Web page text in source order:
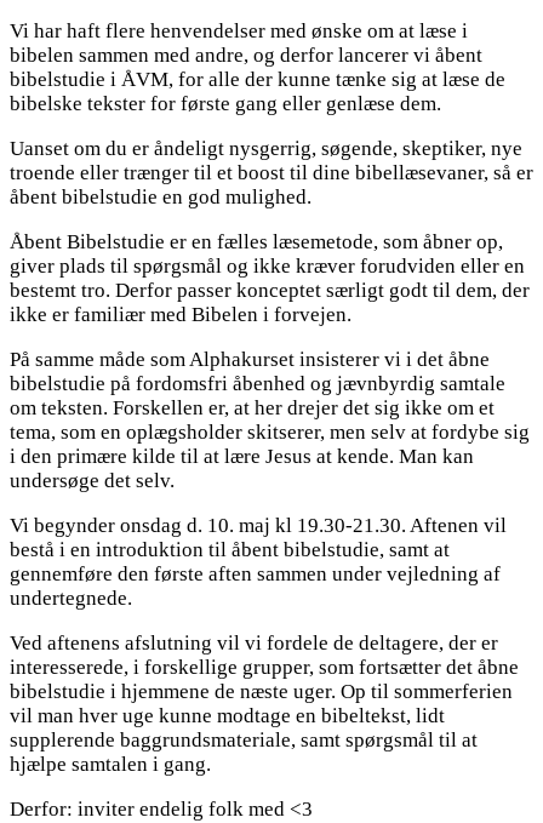
Vi har haft flere henvendelser med ønske om at læse i
bibelen sammen med andre, og derfor lancerer vi åbent
bibelstudie i ÅVM, for alle der kunne tænke sig at læse de
bibelske tekster for første gang eller genlæse dem.
Uanset om du er åndeligt nysgerrig, søgende, skeptiker, nye
troende eller trænger til et boost til dine bibellæsevaner, så er
åbent bibelstudie en god mulighed.
Åbent Bibelstudie er en fælles læsemetode, som åbner op,
giver plads til spørgsmål og ikke kræver forudviden eller en
bestemt tro. Derfor passer konceptet særligt godt til dem, der
ikke er familiær med Bibelen i forvejen.
På samme måde som Alphakurset insisterer vi i det åbne
bibelstudie på fordomsfri åbenhed og jævnbyrdig samtale
om teksten. Forskellen er, at her drejer det sig ikke om et
tema, som en oplægsholder skitserer, men selv at fordybe sig
i den primære kilde til at lære Jesus at kende. Man kan
undersøge det selv.
Vi begynder onsdag d. 10. maj kl 19.30-21.30. Aftenen vil
bestå i en introduktion til åbent bibelstudie, samt at
gennemføre den første aften sammen under vejledning af
undertegnede.
Ved aftenens afslutning vil vi fordele de deltagere, der er
interesserede, i forskellige grupper, som fortsætter det åbne
bibelstudie i hjemmene de næste uger. Op til sommerferien
vil man hver uge kunne modtage en bibeltekst, lidt
supplerende baggrundsmateriale, samt spørgsmål til at
hjælpe samtalen i gang.
Derfor: inviter endelig folk med <3